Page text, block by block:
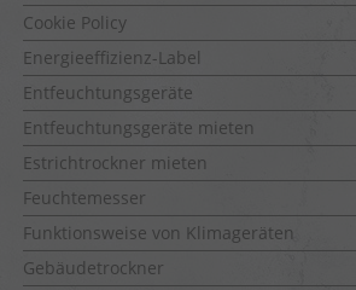
Cookie Policy
Energieeffizienz-Label
Entfeuchtungsgeräte
Entfeuchtungsgeräte mieten
Estrichtrockner mieten
Feuchtemesser
Funktionsweise von Klimageräten
Gebäudetrockner